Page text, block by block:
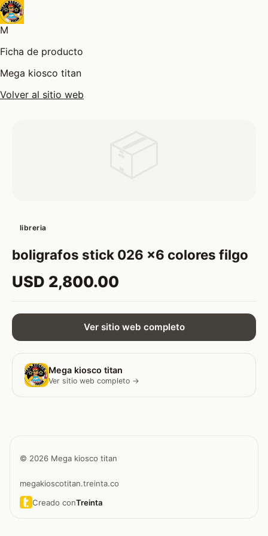
M
Ficha de producto
Mega kiosco titan
Volver al sitio web
libreria
boligrafos stick 026 x6 colores filgo
USD 2,800.00
Ver sitio web completo
Mega kiosco titan
Ver sitio web completo →
© 2026 Mega kiosco titan
megakioscotitan.treinta.co
Creado conTreinta